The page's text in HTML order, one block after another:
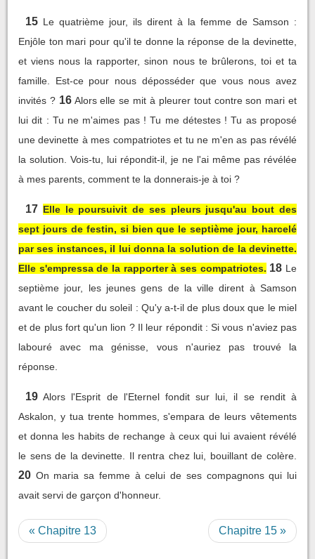
15 Le quatrième jour, ils dirent à la femme de Samson :
Enjôle ton mari pour qu'il te donne la réponse de la devinette,
et viens nous la rapporter, sinon nous te brûlerons, toi et ta
famille. Est-ce pour nous déposséder que vous nous avez
invités ? 16 Alors elle se mit à pleurer tout contre son mari et
lui dit : Tu ne m'aimes pas ! Tu me détestes ! Tu as proposé
une devinette à mes compatriotes et tu ne m'en as pas révélé
la solution. Vois-tu, lui répondit-il, je ne l'ai même pas révélée
à mes parents, comment te la donnerais-je à toi ?
17 Elle le poursuivit de ses pleurs jusqu'au bout des
sept jours de festin, si bien que le septième jour, harcelé
par ses instances, il lui donna la solution de la devinette.
Elle s'empressa de la rapporter à ses compatriotes. 18 Le
septième jour, les jeunes gens de la ville dirent à Samson
avant le coucher du soleil : Qu'y a-t-il de plus doux que le miel
et de plus fort qu'un lion ? Il leur répondit : Si vous n'aviez pas
labouré avec ma génisse, vous n'auriez pas trouvé la
réponse.
19 Alors l'Esprit de l'Eternel fondit sur lui, il se rendit à
Askalon, y tua trente hommes, s'empara de leurs vêtements
et donna les habits de rechange à ceux qui lui avaient révélé
le sens de la devinette. Il rentra chez lui, bouillant de colère.
20 On maria sa femme à celui de ses compagnons qui lui
avait servi de garçon d'honneur.
« Chapitre 13 Chapitre 15 »